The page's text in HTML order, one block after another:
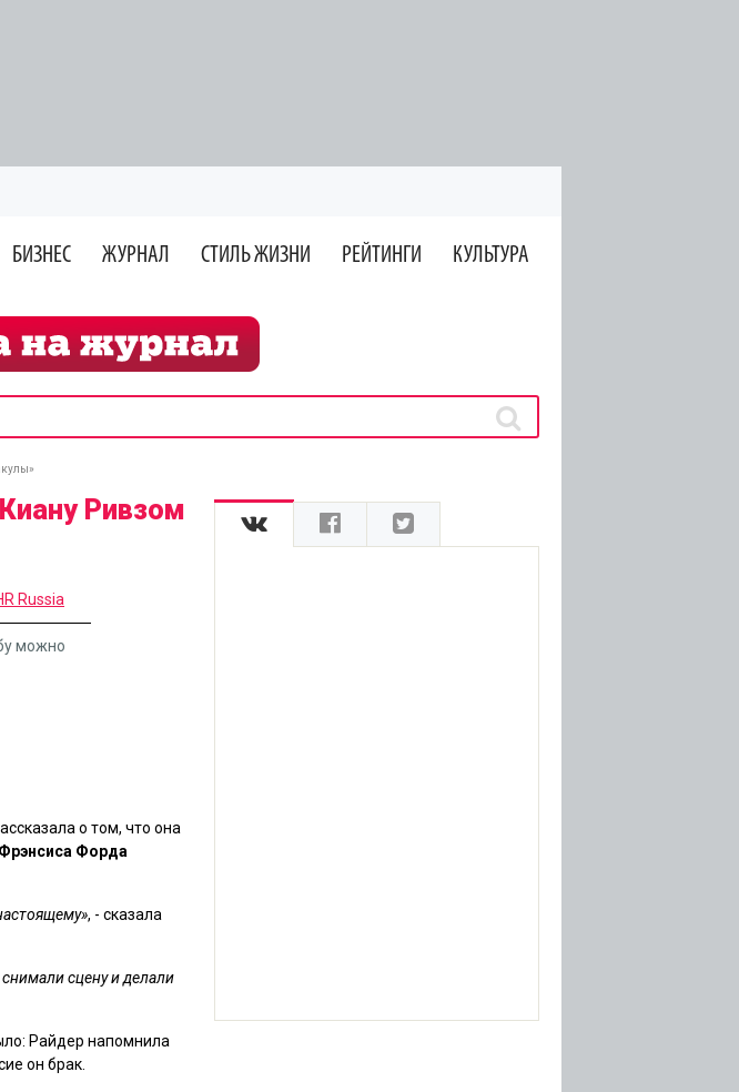
БИЗНЕС ЖУРНАЛ СТИЛЬ ЖИЗНИ РЕЙТИНГИ КУЛЬТУРА
Ривзом
Russia
можно
о том, что она
Фрэнсиса Форда
, - сказала
сцену и делали
Райдер напомнила
он брак.